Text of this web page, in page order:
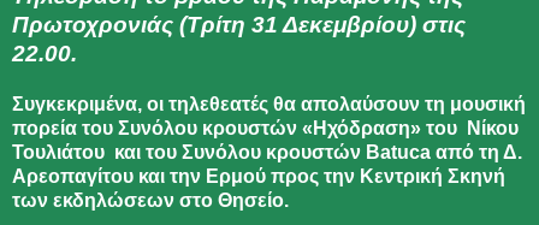
Πρωτοχρονιάς (Τρίτη 31 Δεκεμβρίου) στις
22.00.
Συγκεκριμένα, οι τηλεθεατές θα απολαύσουν τη μουσική
πορεία του Συνόλου κρουστών «Ηχόδραση» του Νίκου
Τουλιάτου και του Συνόλου κρουστών Batuca από τη Δ.
Αρεοπαγίτου και την Ερμού προς την Κεντρική Σκηνή
των εκδηλώσεων στο Θησείο.